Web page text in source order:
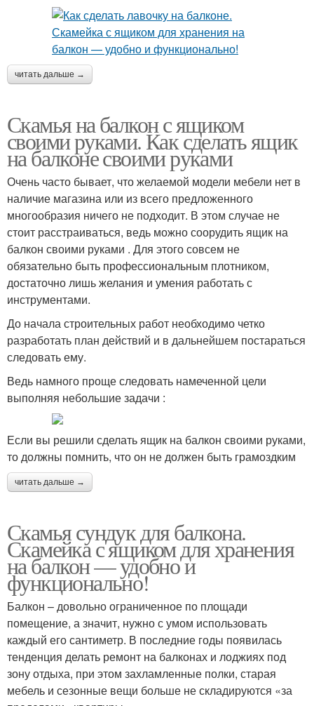
читать дальше →
Скамья на балкон с ящиком
своими руками. Как сделать ящик
на балконе своими руками
Очень часто бывает, что желаемой модели мебели нет в
наличие магазина или из всего предложенного
многообразия ничего не подходит. В этом случае не
стоит расстраиваться, ведь можно соорудить ящик на
балкон своими руками . Для этого совсем не
обязательно быть профессиональным плотником,
достаточно лишь желания и умения работать с
инструментами.
До начала строительных работ необходимо четко
разработать план действий и в дальнейшем постараться
следовать ему.
Ведь намного проще следовать намеченной цели
выполняя небольшие задачи :
Если вы решили сделать ящик на балкон своими руками,
то должны помнить, что он не должен быть грамоздким
читать дальше →
Скамья сундук для балкона.
Скамейка с ящиком для хранения
на балкон — удобно и
функционально!
Балкон – довольно ограниченное по площади
помещение, а значит, нужно с умом использовать
каждый его сантиметр. В последние годы появилась
тенденция делать ремонт на балконах и лоджиях под
зону отдыха, при этом захламленные полки, старая
мебель и сезонные вещи больше не складируются «за